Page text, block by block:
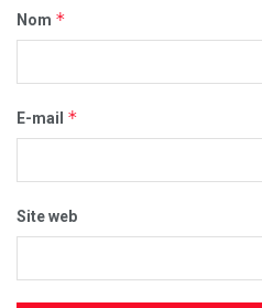
Nom *
E-mail *
Site web